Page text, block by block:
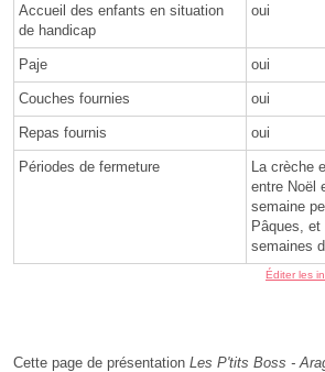
Accueil des enfants en situation
de handicap
oui
Paje oui
Couches fournies oui
Repas fournis oui
Périodes de fermeture
La crèche
entre Noël
semaine
Pâques,
semaines
Éditer les
Cette page de présentation Les P'tits Boss -